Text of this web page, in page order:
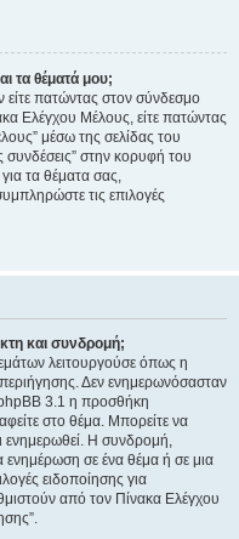
τα θέματά μου;
πατώντας στον σύνδεσμο
Ελέγχου Μέλους, είτε πατώντας
μέσω της σελίδας του
στην κορυφή του
τα θέματα σας,
τις επιλογές
και συνδρομή;
λειτουργούσε όπως η
Δεν ενημερωνόσασταν
3.1 η προσθήκη
στο θέμα. Μπορείτε να
ενημερωθεί. Η συνδρομή,
ενημέρωση σε ένα θέμα ή σε μια
ειδοποίησης για
από τον Πίνακα Ελέγχου